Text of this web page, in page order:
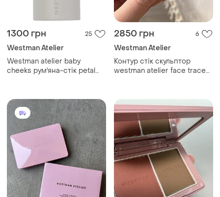
1300 грн 25
Westman Atelier
Westman atelier baby
cheeks рум'яна-стік petal
2850 грн 6
Westman Atelier
Контур стік скульптор
westman atelier face trace